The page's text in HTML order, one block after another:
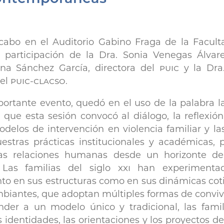
en el Auditorio Gabino Fraga de la
de la Dra. Sonia Venegas
Sánchez García, directora del
puic y la
puic-clacso.
evento, quedó en el uso de la palabra
que esta sesión convocó al diálogo, la
de intervención en violencia familiar y
prácticas institucionales y académicas,
relaciones humanas desde un horizonte
Las familias del siglo xxi han
en sus estructuras como en sus dinámicas
que adoptan múltiples formas de
a un modelo único y tradicional, las
identidades, las orientaciones y los proyectos